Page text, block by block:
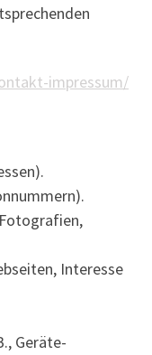
impressum/
Interesse
Geräte-